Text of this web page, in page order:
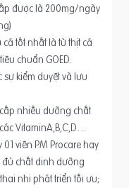
được là 200mg/ngày
tốt nhất là từ thịt cá
chuẩn GOED.
kiểm duyệt và lưu
nhiều dưỡng chất
VitaminA,B,C,D…
viên PM Procare hay
đủ chất dinh dưỡng
nhi phát triển tối ưu;